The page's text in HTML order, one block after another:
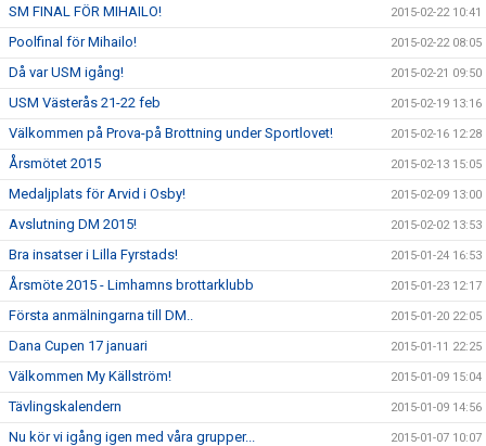
SM FINAL FÖR MIHAILO! 2015-02-22 10:41
Poolfinal för Mihailo! 2015-02-22 08:05
Då var USM igång! 2015-02-21 09:50
USM Västerås 21-22 feb 2015-02-19 13:16
Välkommen på Prova-på Brottning under Sportlovet! 2015-02-16 12:28
Årsmötet 2015 2015-02-13 15:05
Medaljplats för Arvid i Osby! 2015-02-09 13:00
Avslutning DM 2015! 2015-02-02 13:53
Bra insatser i Lilla Fyrstads! 2015-01-24 16:53
Årsmöte 2015 - Limhamns brottarklubb 2015-01-23 12:17
Första anmälningarna till DM.. 2015-01-20 22:05
Dana Cupen 17 januari 2015-01-11 22:25
Välkommen My Källström! 2015-01-09 15:04
Tävlingskalendern 2015-01-09 14:56
Nu kör vi igång igen med våra grupper... 2015-01-07 10:07